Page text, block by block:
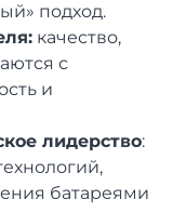
подход.
качество,
с
и
лидерство:
батареями